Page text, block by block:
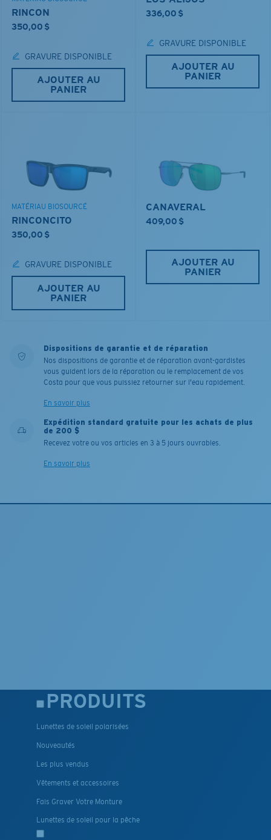
RINCON
350,00 $
GRAVURE DISPONIBLE
AJOUTER AU
PANIER
336,00 $
GRAVURE DISPONIBLE
AJOUTER AU
PANIER
MATÉRIAU BIOSOURCÉ
RINCONCITO
350,00 $
GRAVURE DISPONIBLE
AJOUTER AU
PANIER
CANAVERAL
409,00 $
AJOUTER AU
PANIER
Dispositions de garantie et de réparation
Nos dispositions de garantie et de réparation avant-gardistes
vous guident lors de la réparation ou le remplacement de vos
Costa pour que vous puissiez retourner sur l'eau rapidement.
En savoir plus
Expédition standard gratuite pour les achats de plus
de 200 $
Recevez votre ou vos articles en 3 à 5 jours ouvrables.
En savoir plus
PRODUITS
Lunettes de soleil polarisées
Nouveautés
Les plus vendus
Vêtements et accessoires
Fais Graver Votre Monture
Lunettes de soleil pour la pêche